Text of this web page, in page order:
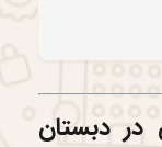
در دبستان